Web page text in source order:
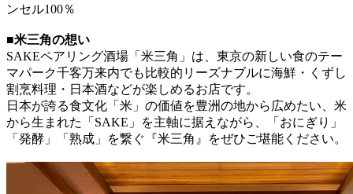
ンセル100％
■米三角の想い
SAKEペアリング酒場「米三角」は、東京の新しい食のテー
マパーク千客万来内でも比較的リーズナブルに海鮮・くずし
割烹料理・日本酒などが楽しめるお店です。
日本が誇る食文化「米」の価値を豊洲の地から広めたい、米
から生まれた「SAKE」を主軸に据えながら、「おにぎり」
「発酵」「熟成」を繋ぐ『米三角』をぜひご堪能ください。